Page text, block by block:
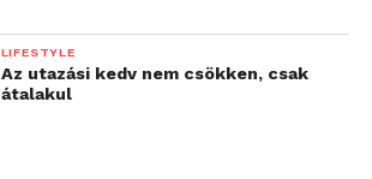
LIFESTYLE
Az utazási kedv nem csökken, csak
átalakul